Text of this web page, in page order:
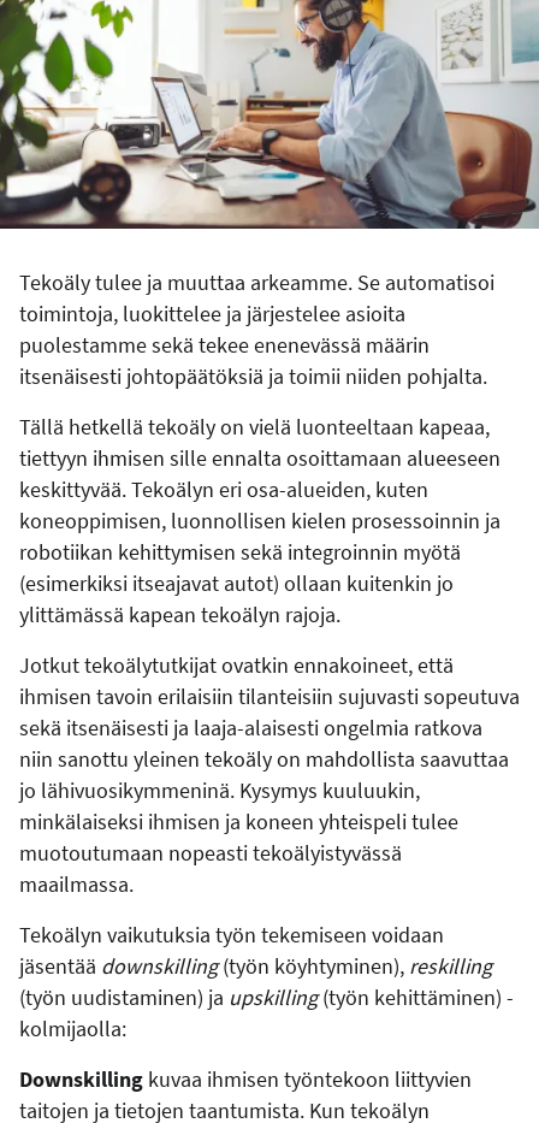
Tekoäly tulee ja muuttaa arkeamme. Se automatisoi
toimintoja, luokittelee ja järjestelee asioita
puolestamme sekä tekee enenevässä määrin
itsenäisesti johtopäätöksiä ja toimii niiden pohjalta.
Tällä hetkellä tekoäly on vielä luonteeltaan kapeaa,
tiettyyn ihmisen sille ennalta osoittamaan alueeseen
keskittyvää. Tekoälyn eri osa-alueiden, kuten
koneoppimisen, luonnollisen kielen prosessoinnin ja
robotiikan kehittymisen sekä integroinnin myötä
(esimerkiksi itseajavat autot) ollaan kuitenkin jo
ylittämässä kapean tekoälyn rajoja.
Jotkut tekoälytutkijat ovatkin ennakoineet, että
ihmisen tavoin erilaisiin tilanteisiin sujuvasti sopeutuva
sekä itsenäisesti ja laaja-alaisesti ongelmia ratkova
niin sanottu yleinen tekoäly on mahdollista saavuttaa
jo lähivuosikymmeninä. Kysymys kuuluukin,
minkälaiseksi ihmisen ja koneen yhteispeli tulee
muotoutumaan nopeasti tekoälyistyvässä
maailmassa.
Tekoälyn vaikutuksia työn tekemiseen voidaan
jäsentää downskilling(työn köyhtyminen), reskilling
(työn uudistaminen) ja upskilling(työn kehittäminen) -
kolmijaolla:
Downskilling kuvaa ihmisen työntekoon liittyvien
taitojen ja tietojen taantumista. Kun tekoälyn